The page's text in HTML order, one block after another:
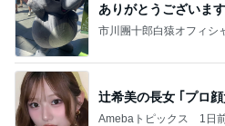
ありがとうございます
市川團十郎白猿オフィシ
辻希美の長女 ｢プロ
Amebaトピックス 1日